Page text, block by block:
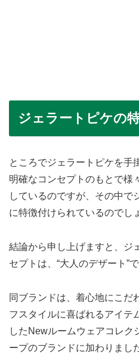
ジェラートピケの
ところでジェラートピケを手
明確なコンセプトのもとで様
しているのですが、その中で
に特徴付けられているのでし
結論から申し上げますと、ジ
セプトは、“大人のデザート”で
同ブランドは、着心地にこだ
フスタイルに喜ばれるアイテ
したNewルームウェアコレク
ープのブランドに加わりまし